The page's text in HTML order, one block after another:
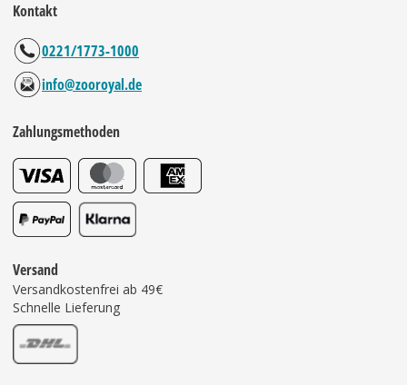
Kontakt
0221/1773-1000
info@zooroyal.de
Zahlungsmethoden
Versand
Versandkostenfrei ab 49€
Schnelle Lieferung